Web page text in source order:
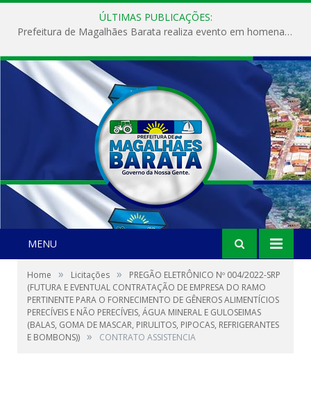
ÚLTIMAS PUBLICAÇÕES:
Prefeitura de Magalhães Barata realiza evento em homenagem ao Dia Internacional da Mulher
MENU
Home » Licitações »
PREGÃO ELETRÔNICO Nº 004/2022-SRP
(FUTURA E EVENTUAL CONTRATAÇÃO DE EMPRESA DO RAMO
PERTINENTE PARA O FORNECIMENTO DE GÊNEROS ALIMENTÍCIOS
PERECÍVEIS E NÃO PERECÍVEIS, ÁGUA MINERAL E GULOSEIMAS
(BALAS, GOMA DE MASCAR, PIRULITOS, PIPOCAS, REFRIGERANTES
E BOMBONS)) » CONTRATO ASSISTENCIA